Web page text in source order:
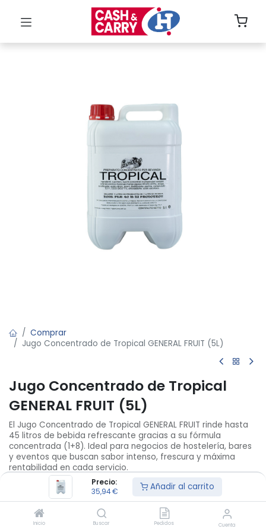
Precio:
35,94€ Añadir al carrito
Inicio Buscar Pedidos Cuenta
Comprar
Jugo Concentrado de Tropical GENERAL FRUIT (5L)
Jugo Concentrado de Tropical
GENERAL FRUIT (5L)
El Jugo Concentrado de Tropical GENERAL FRUIT rinde hasta
45 litros de bebida refrescante gracias a su fórmula
concentrada (1+8). Ideal para negocios de hostelería, bares
y eventos que buscan sabor intenso, frescura y máxima
rentabilidad en cada servicio.
/ 44,93€
Fuera de stock